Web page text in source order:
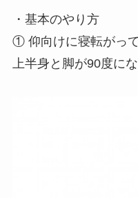
・基本のやり方
① 仰向けに寝転がっ
上半身と脚が90度に